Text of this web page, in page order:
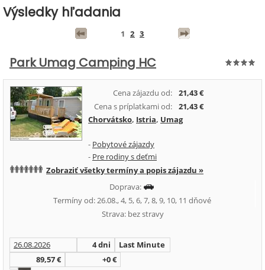
Výsledky hľadania
1 2 3
Park Umag Camping HC
Cena zájazdu od:
21,43 €
Cena s príplatkami od:
21,43 €
Chorvátsko, Istria, Umag
- Pobytové zájazdy
- Pre rodiny s deťmi
Zobraziť všetky termíny a popis zájazdu »
Doprava:
Termíny od: 26.08., 4, 5, 6, 7, 8, 9, 10, 11 dňové
Strava: bez stravy
26.08.2026 4 dni
Last Minute
89,57 €
+0 €